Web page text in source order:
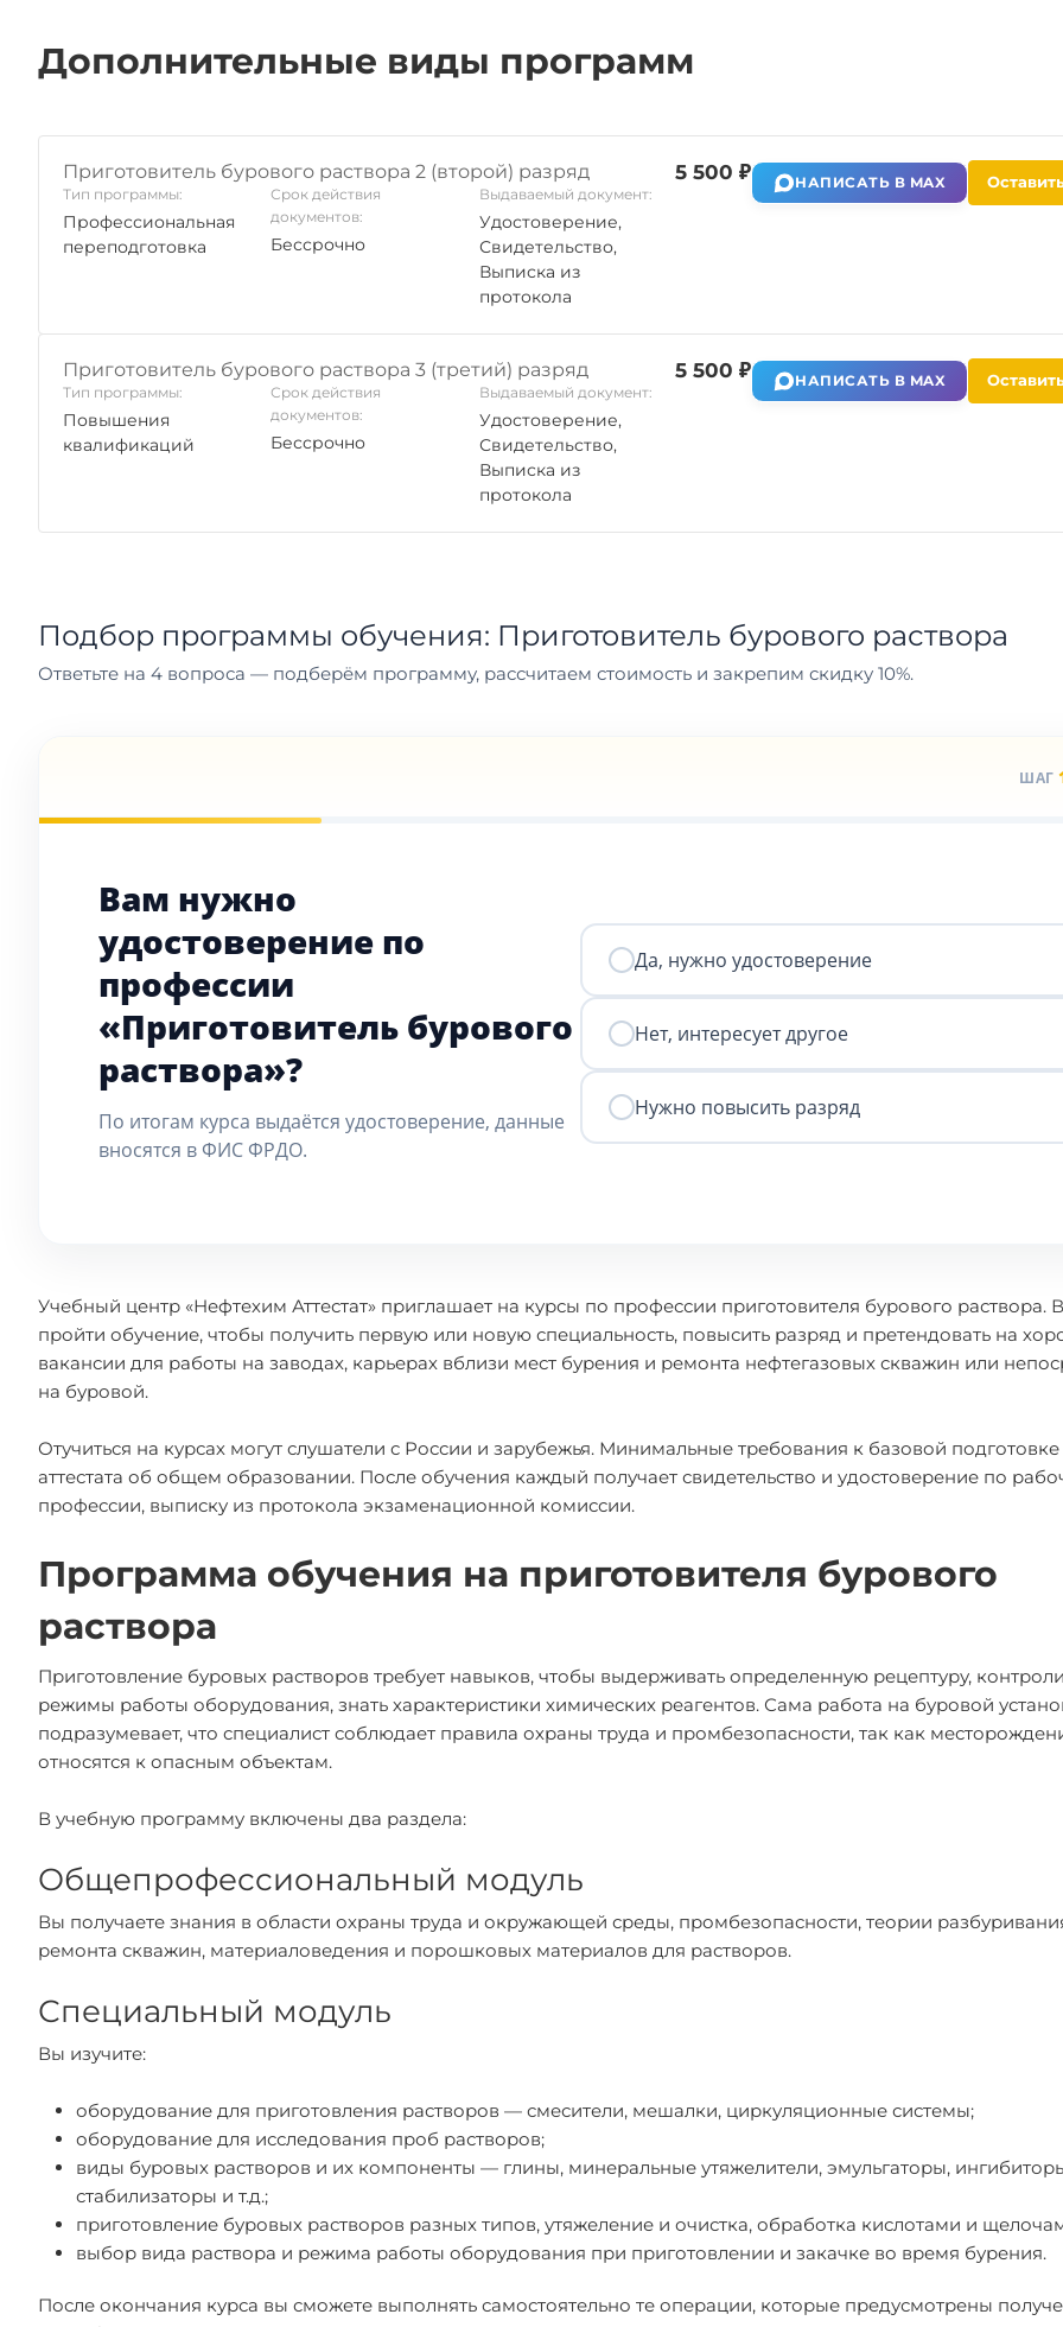
Дополнительные виды программ
Приготовитель бурового раствора 2 (второй) разряд
Тип программы:
Профессиональная
переподготовка
Срок действия
документов:
Бессрочно
Выдаваемый документ:
Удостоверение,
Свидетельство,
Выписка из
протокола
5 500 ₽ НАПИСАТЬ В MAX
Приготовитель бурового раствора 3 (третий) разряд
Тип программы:
Повышения
квалификаций
Срок действия
документов:
Бессрочно
Выдаваемый документ:
Удостоверение,
Свидетельство,
Выписка из
протокола
5 500 ₽ НАПИСАТЬ В MAX
Подбор программы обучения: Приготовитель бурового раствора
Ответьте на 4 вопроса — подберём программу, рассчитаем стоимость и закрепим скидку 10%.
ШАГ
Вам нужно
удостоверение по
профессии
«Приготовитель бурового
раствора»?
По итогам курса выдаётся удостоверение, данные
вносятся в ФИС ФРДО.
Да, нужно удостоверение
Нет, интересует другое
Нужно повысить разряд
Учебный центр «Нефтехим Аттестат» приглашает на курсы по профессии приготовителя бурового раствора.
пройти обучение, чтобы получить первую или новую специальность, повысить разряд и претендовать на
вакансии для работы на заводах, карьерах вблизи мест бурения и ремонта нефтегазовых скважин или
на буровой.
Отучиться на курсах могут слушатели с России и зарубежья. Минимальные требования к базовой
аттестата об общем образовании. После обучения каждый получает свидетельство и удостоверение по
профессии, выписку из протокола экзаменационной комиссии.
Программа обучения на приготовителя бурового
раствора
Приготовление буровых растворов требует навыков, чтобы выдерживать определенную рецептуру,
режимы работы оборудования, знать характеристики химических реагентов. Сама работа на буровой
подразумевает, что специалист соблюдает правила охраны труда и промбезопасности, так как
относятся к опасным объектам.
В учебную программу включены два раздела:
Общепрофессиональный модуль
Вы получаете знания в области охраны труда и окружающей среды, промбезопасности, теории
ремонта скважин, материаловедения и порошковых материалов для растворов.
Специальный модуль
Вы изучите:
оборудование для приготовления растворов — смесители, мешалки, циркуляционные системы;
оборудование для исследования проб растворов;
виды буровых растворов и их компоненты — глины, минеральные утяжелители, эмульгаторы,
стабилизаторы и т.д.;
приготовление буровых растворов разных типов, утяжеление и очистка, обработка кислотами и
выбор вида раствора и режима работы оборудования при приготовлении и закачке во время бурения.
После окончания курса вы сможете выполнять самостоятельно те операции, которые предусмотрены